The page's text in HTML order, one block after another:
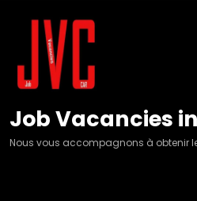
Job Vacancies
Nous vous accompagnons à obtenir